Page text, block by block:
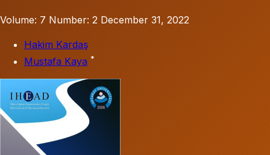
Volume: 7 Number: 2 December 31, 2022
Hakim Kardaş
Mustafa Kaya *